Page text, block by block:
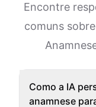
Encontre
comuns
Como a IA
anamnese